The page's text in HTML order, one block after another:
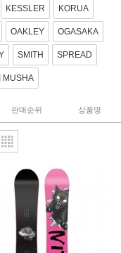
KESSLER KORUA
OAKLEY OGASAKA
SMITH SPREAD
MUSHA
판매순위 상품명